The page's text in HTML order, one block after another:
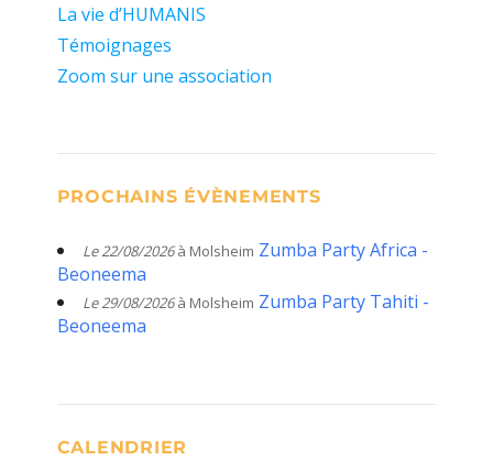
La vie d’HUMANIS
Témoignages
Zoom sur une association
PROCHAINS ÉVÈNEMENTS
Le 22/08/2026à Molsheim Zumba Party Africa -
Beoneema
Le 29/08/2026à Molsheim Zumba Party Tahiti -
Beoneema
CALENDRIER